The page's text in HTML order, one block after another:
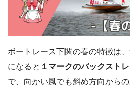
ボートレース下関の春の特徴は
になると １マークのバックスト
で、向かい風でも斜め方向からの